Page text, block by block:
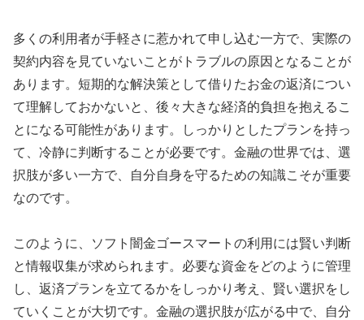
多くの利用者が手軽さに惹かれて申し込む一方で、実際の
契約内容を見ていないことがトラブルの原因となることが
あります。短期的な解決策として借りたお金の返済につい
て理解しておかないと、後々大きな経済的負担を抱えるこ
とになる可能性があります。しっかりとしたプランを持っ
て、冷静に判断することが必要です。金融の世界では、選
択肢が多い一方で、自分自身を守るための知識こそが重要
なのです。
このように、ソフト闇金ゴースマートの利用には賢い判断
と情報収集が求められます。必要な資金をどのように管理
し、返済プランを立てるかをしっかり考え、賢い選択をし
ていくことが大切です。金融の選択肢が広がる中で、自分